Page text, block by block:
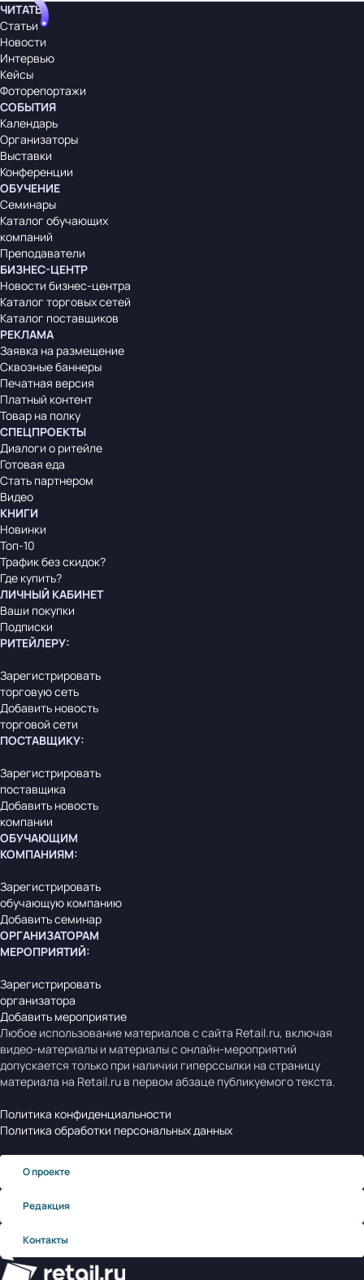
ЧИТАТЬ
Статьи
Новости
Интервью
Кейсы
Фоторепортажи
СОБЫТИЯ
Календарь
Организаторы
Выставки
Конференции
ОБУЧЕНИЕ
Семинары
Каталог обучающих
компаний
Преподаватели
БИЗНЕС-ЦЕНТР
Новости бизнес-центра
Каталог торговых сетей
Каталог поставщиков
РЕКЛАМА
Заявка на размещение
Сквозные баннеры
Печатная версия
Платный контент
Товар на полку
СПЕЦПРОЕКТЫ
Диалоги о ритейле
Готовая еда
Стать партнером
Видео
КНИГИ
Новинки
Топ-10
Трафик без скидок?
Где купить?
ЛИЧНЫЙ КАБИНЕТ
Ваши покупки
Подписки
РИТЕЙЛЕРУ:
Зарегистрировать
торговую сеть
Добавить новость
торговой сети
ПОСТАВЩИКУ:
Зарегистрировать
поставщика
Добавить новость
компании
ОБУЧАЮЩИМ
КОМПАНИЯМ:
Зарегистрировать
обучающую компанию
Добавить семинар
ОРГАНИЗАТОРАМ
МЕРОПРИЯТИЙ:
Зарегистрировать
организатора
Добавить мероприятие
Любое использование материалов с сайта Retail.ru, включая
видео-материалы и материалы с онлайн-мероприятий
допускается только при наличии гиперссылки на страницу
материала на Retail.ru в первом абзаце публикуемого текста.
Политика конфиденциальности
Политика обработки персональных данных
О проекте
Редакция
Контакты